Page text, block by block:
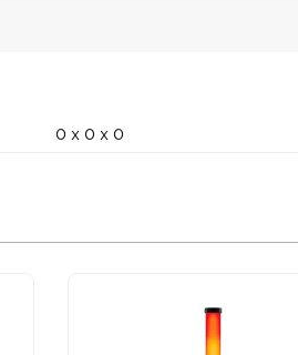
0 x 0 x 0